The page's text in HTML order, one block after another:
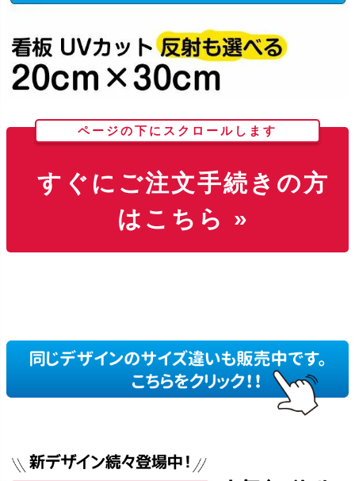
ページの下にスクロールします
すぐにご注文手続きの方
はこちら »